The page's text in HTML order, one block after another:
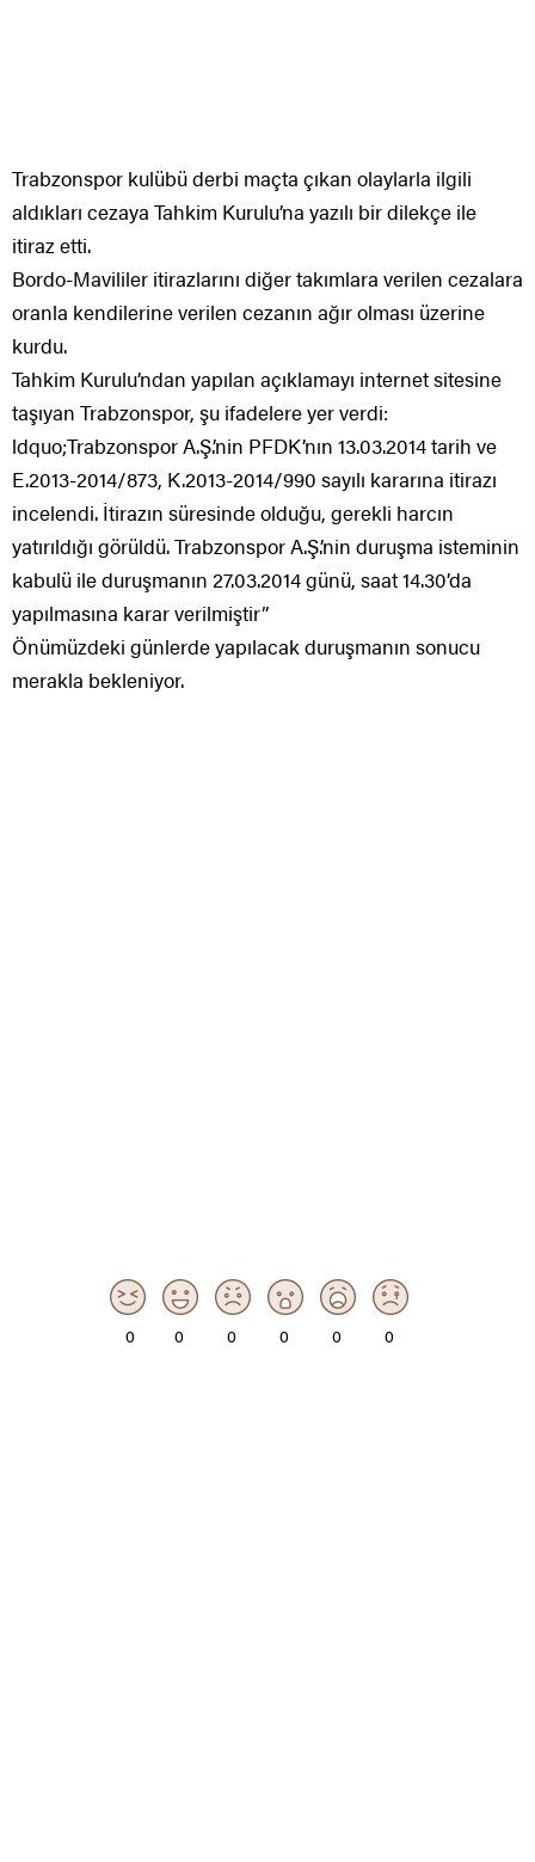
Trabzonspor kulübü derbi maçta çıkan olaylarla ilgili
aldıkları cezaya Tahkim Kurulu’na yazılı bir dilekçe ile
itiraz etti.
Bordo-Mavililer itirazlarını diğer takımlara verilen cezalara
oranla kendilerine verilen cezanın ağır olması üzerine
kurdu.
Tahkim Kurulu’ndan yapılan açıklamayı internet sitesine
taşıyan Trabzonspor, şu ifadelere yer verdi:
ldquo;Trabzonspor A.Ş.’nin PFDK’nın 13.03.2014 tarih ve
E.2013-2014/873, K.2013-2014/990 sayılı kararına itirazı
incelendi. İtirazın süresinde olduğu, gerekli harcın
yatırıldığı görüldü. Trabzonspor A.Ş.’nin duruşma isteminin
kabulü ile duruşmanın 27.03.2014 günü, saat 14.30’da
yapılmasına karar verilmiştir”
Önümüzdeki günlerde yapılacak duruşmanın sonucu
merakla bekleniyor.
0 0 0 0 0 0